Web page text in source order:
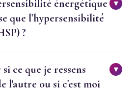
énergétique
que l'hypersensibilité
?
▾
de traitement (HSP,
Elaine Aron) traite les
et émotionnelles plus
ce que je ressens
l'autre ou si c'est moi
▾